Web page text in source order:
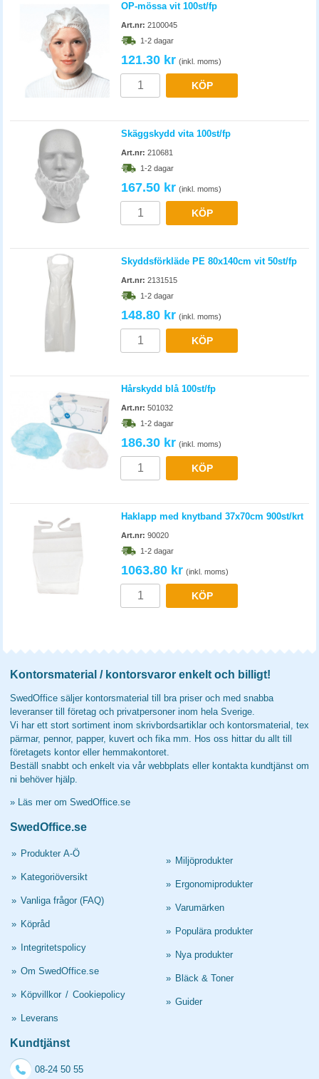
OP-mössa vit 100st/fp
Art.nr: 2100045
1-2 dagar
121.30 kr (inkl. moms)
KÖP
Skäggskydd vita 100st/fp
Art.nr: 210681
1-2 dagar
167.50 kr (inkl. moms)
KÖP
Skyddsförkläde PE 80x140cm vit 50st/fp
Art.nr: 2131515
1-2 dagar
148.80 kr (inkl. moms)
KÖP
Hårskydd blå 100st/fp
Art.nr: 501032
1-2 dagar
186.30 kr (inkl. moms)
KÖP
Haklapp med knytband 37x70cm 900st/krt
Art.nr: 90020
1-2 dagar
1063.80 kr (inkl. moms)
KÖP
Kontorsmaterial / kontorsvaror enkelt och billigt!
SwedOffice säljer kontorsmaterial till bra priser och med snabba
leveranser till företag och privatpersoner inom hela Sverige.
Vi har ett stort sortiment inom skrivbordsartiklar och kontorsmaterial, tex
pärmar, pennor, papper, kuvert och fika mm. Hos oss hittar du allt till
företagets kontor eller hemmakontoret.
Beställ snabbt och enkelt via vår webbplats eller kontakta kundtjänst om
ni behöver hjälp.
» Läs mer om SwedOffice.se
SwedOffice.se
» Produkter A-Ö
» Kategoriöversikt
» Vanliga frågor (FAQ)
» Köpråd
» Integritetspolicy
» Om SwedOffice.se
» Köpvillkor / Cookiepolicy
» Leverans
» Miljöprodukter
» Ergonomiprodukter
» Varumärken
» Populära produkter
» Nya produkter
» Bläck & Toner
» Guider
Kundtjänst
08-24 50 55